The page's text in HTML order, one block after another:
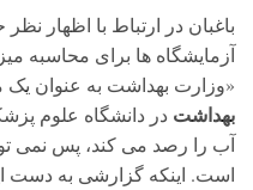
باغبان در ارتباط با اظهار
آزمایشگاه ها برای محاسبه
«وزارت بهداشت به عنوان
بهداشت در دانشگاه علوم
آب را رصد می کند، پس نمی
است. اینکه گزارشی به دست